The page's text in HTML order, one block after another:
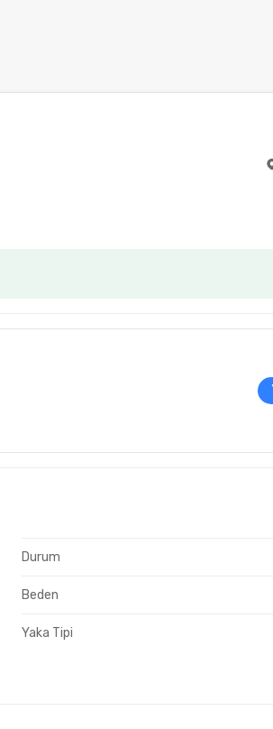
Durum
Beden
Yaka Tipi